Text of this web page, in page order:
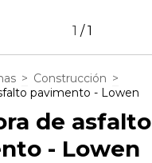
1 /1
> Construcción >
pavimento - Lowen
de asfalto
- Lowen